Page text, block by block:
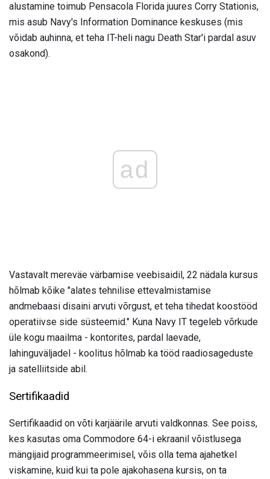
alustamine toimub Pensacola Florida juures Corry Stationis,
mis asub Navy's Information Dominance keskuses (mis
võidab auhinna, et teha IT-heli nagu Death Star'i pardal asuv
osakond).
ad
Vastavalt mereväe värbamise veebisaidil, 22 nädala kursus
hõlmab kõike "alates tehnilise ettevalmistamise
andmebaasi disaini arvuti võrgust, et teha tihedat koostööd
operatiivse side süsteemid." Kuna Navy IT tegeleb võrkude
üle kogu maailma - kontorites, pardal laevade,
lahinguväljadel - koolitus hõlmab ka tööd raadiosageduste
ja satelliitside abil.
Sertifikaadid
Sertifikaadid on võti karjäärile arvuti valdkonnas. See poiss,
kes kasutas oma Commodore 64-i ekraanil võistlusega
mängijaid programmeerimisel, võis olla tema ajahetkel
viskamine, kuid kui ta pole ajakohasena kursis, on ta